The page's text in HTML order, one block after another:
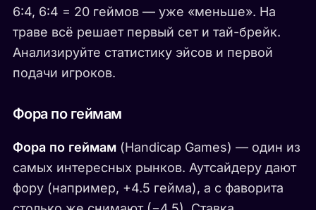
6:4, 6:4 = 20 геймов — уже «меньше». На
траве всё решает первый сет и тай-брейк.
Анализируйте статистику эйсов и первой
подачи игроков.
Фора по геймам
Фора по геймам(Handicap Games) — один из
самых интересных рынков. Аутсайдеру дают
фору (например, +4.5 гейма), а с фаворита